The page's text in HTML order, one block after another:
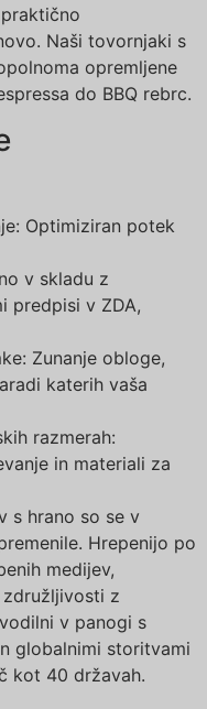
Naši tovornjaki s
opremljene
do BBQ rebrc.
Optimiziran potek
v skladu z
predpisi v ZDA,
Zunanje obloge,
katerih vaša
razmerah:
in materiali za
s hrano so se v
Hrepenijo po
medijev,
združljivosti z
v panogi s
globalnimi storitvami
kot 40 državah.